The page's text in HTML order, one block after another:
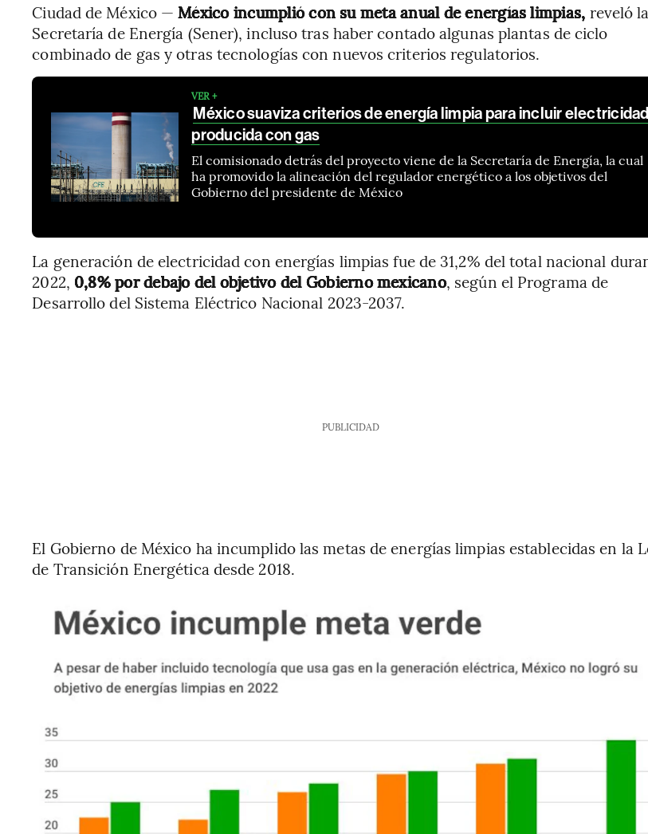
Ciudad de México —México incumplió con su meta anual de energías limpias, reveló la
Secretaría de Energía (Sener), incluso tras haber contado algunas plantas de ciclo
combinado de gas y otras tecnologías con nuevos criterios regulatorios.
VER +
México suaviza criterios de energía limpia para incluir electricidad
producida con gas
El comisionado detrás del proyecto viene de la Secretaría de Energía, la cual
ha promovido la alineación del regulador energético a los objetivos del
Gobierno del presidente de México
La generación de electricidad con energías limpias fue de 31,2% del total nacional
2022, 0,8% por debajo del objetivo del Gobierno mexicano, según el Programa de
Desarrollo del Sistema Eléctrico Nacional 2023-2037.
PUBLICIDAD
El Gobierno de México ha incumplido las metas de energías limpias establecidas en la
de Transición Energética desde 2018.